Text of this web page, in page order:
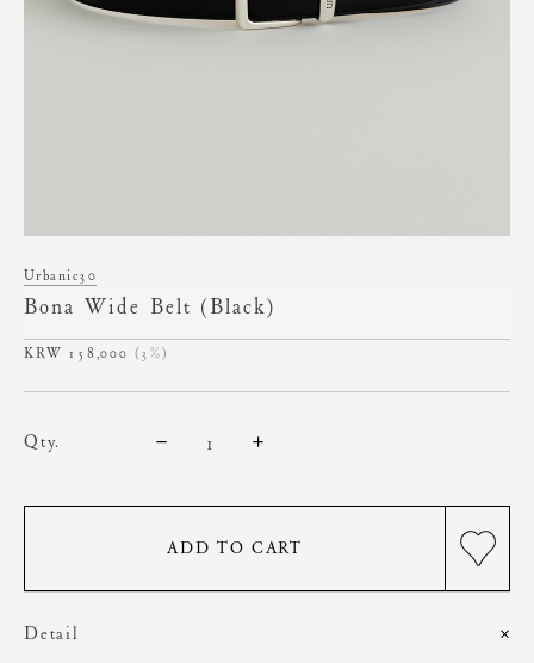
Urbanic30
Bona Wide Belt (Black)
158,000 (3%)
qty.
ADD TO CART
Detail